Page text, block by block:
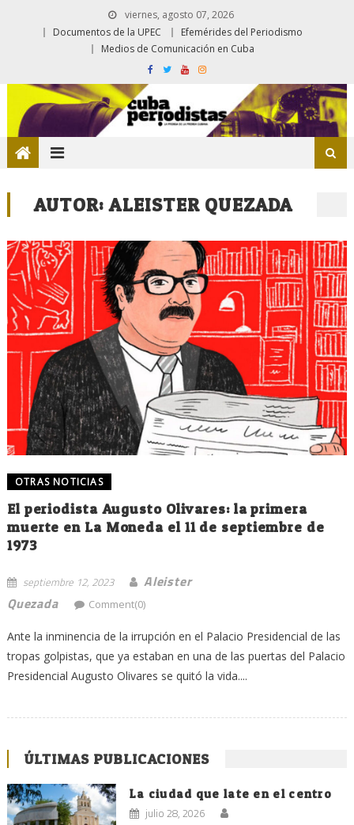
viernes, agosto 07, 2026
Documentos de la UPEC
Efemérides del Periodismo
Medios de Comunicación en Cuba
AUTOR:ALEISTER QUEZADA
OTRAS NOTICIAS
El periodista Augusto Olivares: la primera
muerte en La Moneda el 11 de septiembre de
1973
septiembre 12, 2023
Aleister
Quezada
Comment(0)
Ante la inminencia de la irrupción en el Palacio Presidencial de las
tropas golpistas, que ya estaban en una de las puertas del Palacio
Presidencial Augusto Olivares se quitó la vida....
ÚLTIMAS PUBLICACIONES
La ciudad que late en el centro
julio 28, 2026